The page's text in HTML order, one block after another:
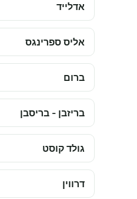
אדלייד
אליס ספרינגס
ברום
בריזבן - בריסבן
גולד קוסט
דרווין